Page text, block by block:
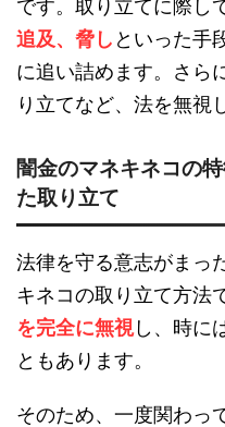
です。取り立てに際し
追及、脅し といった手
に追い詰めます。さら
り立てなど、法を無視
闇金のマネキネコの
た取り立て
法律を守る意志がまっ
キネコの取り立て方法
を完全に無視し、時に
ともあります。
そのため、一度関わっ